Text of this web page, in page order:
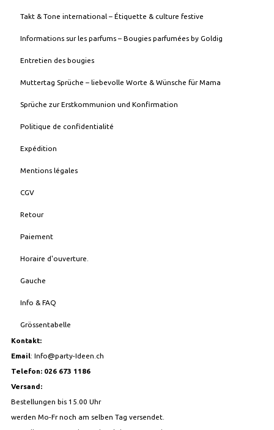
Takt & Tone international – Étiquette & culture festive
Informations sur les parfums – Bougies parfumées by Goldig
Entretien des bougies
Muttertag Sprüche – liebevolle Worte & Wünsche für Mama
Sprüche zur Erstkommunion und Konfirmation
Politique de confidentialité
Expédition
Mentions légales
CGV
Retour
Paiement
Horaire d'ouverture.
Gauche
Info & FAQ
Grössentabelle
Kontakt:
Email: Info@party-Ideen.ch
Telefon: 026 673 1186
Versand:
Bestellungen bis 15.00 Uhr
werden Mo-Fr noch am selben Tag versendet.